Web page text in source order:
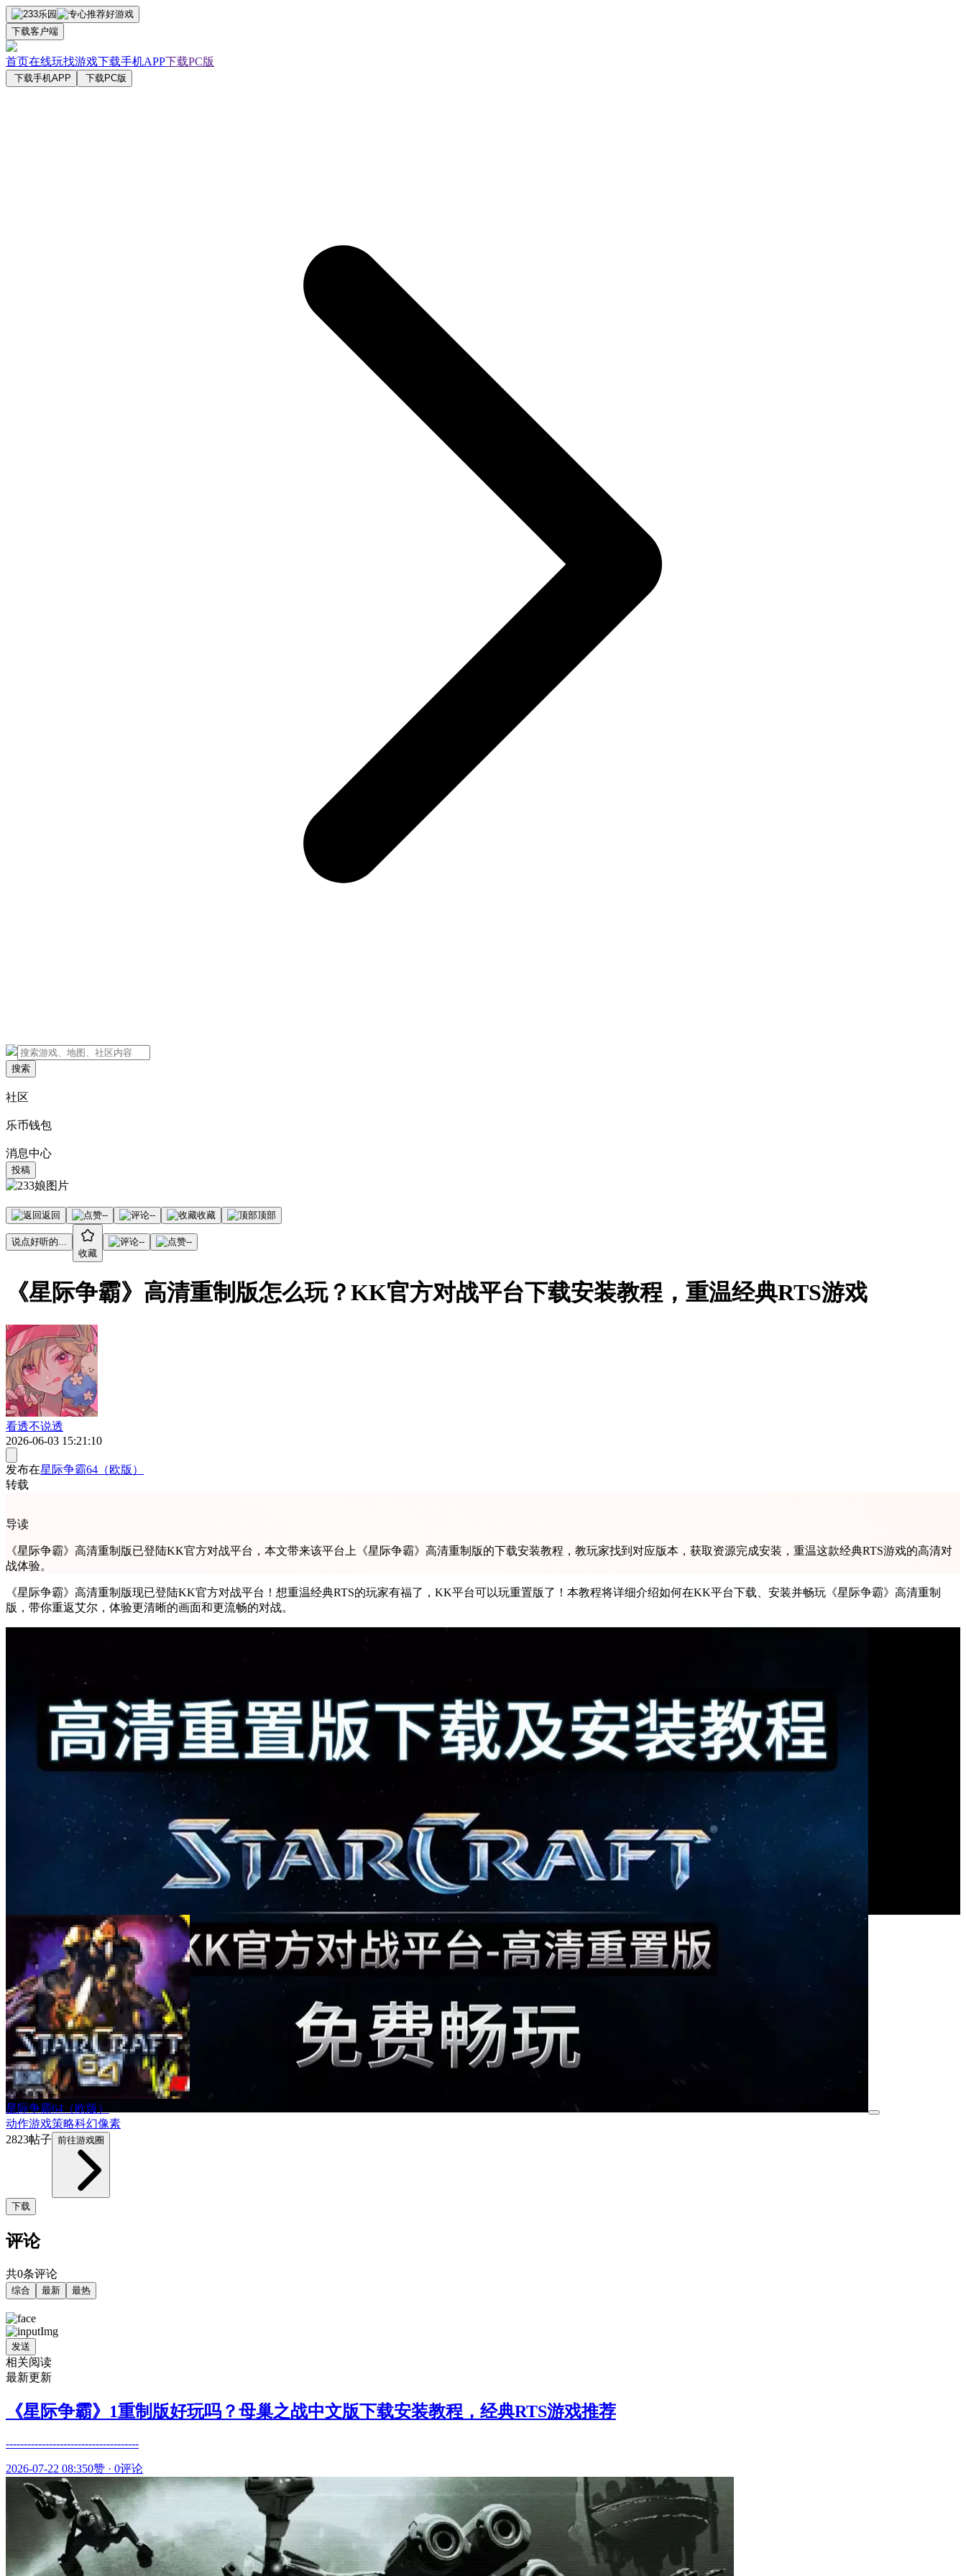
下载客户端
首页在线玩找游戏下载手机APP下载PC版
下载手机APP 下载PC版
搜索
社区
乐币钱包
消息中心
投稿
返回 -- -- 收藏 顶部
说点好听的...
收藏
-- --
《星际争霸》高清重制版怎么玩？KK官方对战平台下载安装教程，重温经典RTS游戏
看透不说透
2026-06-03 15:21:10
发布在星际争霸64（欧版）
转载
导读
《星际争霸》高清重制版已登陆KK官方对战平台，本文带来该平台上《星际争霸》高清重制版的下载安装教程，教玩家找到对应版本，获取资源完成安装，重温这款经典RTS游戏的高清对
战体验。
《星际争霸》高清重制版现已登陆KK官方对战平台！想重温经典RTS的玩家有福了，KK平台可以玩重置版了！本教程将详细介绍如何在KK平台下载、安装并畅玩《星际争霸》高清重制
版，带你重返艾尔，体验更清晰的画面和更流畅的对战。
星际争霸64（欧版）
动作游戏策略科幻像素
2823帖子 前往游戏圈
下载
评论
共0条评论
综合 最新 最热
发送
相关阅读
最新更新
《星际争霸》1重制版好玩吗？母巢之战中文版下载安装教程，经典RTS游戏推荐
-------------------------------------
2026-07-22 08:350赞 · 0评论